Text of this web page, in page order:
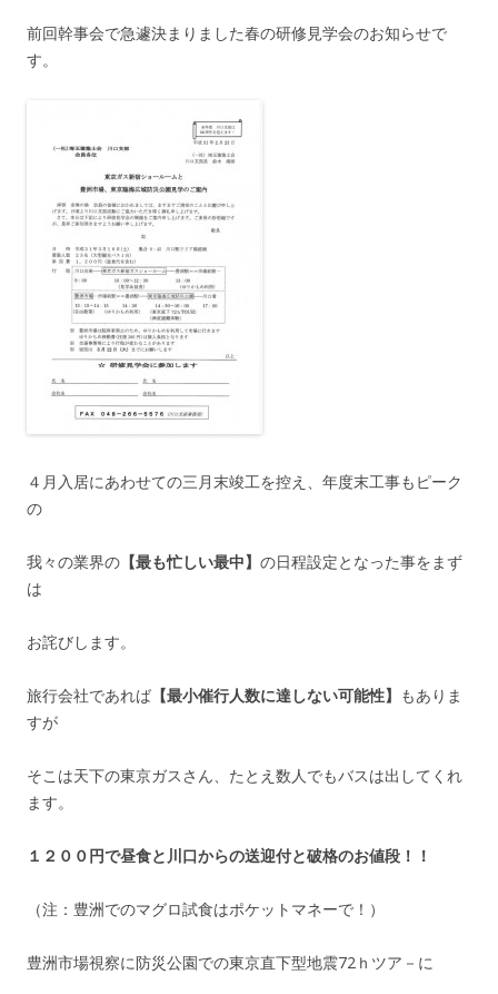
前回幹事会で急遽決まりました春の研修見学会のお知らせで
す。
４月入居にあわせての三月末竣工を控え、年度末工事もピーク
の
我々の業界の 【最も忙しい最中】 の日程設定となった事をまず
は
お詫びします。
旅行会社であれば 【最小催行人数に達しない可能性】
もありま
すが
そこは天下の東京ガスさん、たとえ数人でもバスは出してくれ
ます。
１２００円で昼食と川口からの送迎付と破格のお値段！！
（注：豊洲でのマグロ試食はポケットマネーで！）
豊洲市場視察に防災公園での東京直下型地震72ｈツア－に